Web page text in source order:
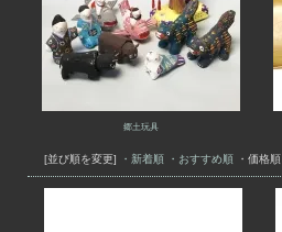
郷土玩具
[並び順を変更] ・新着順 ・おすすめ順 ・価格順